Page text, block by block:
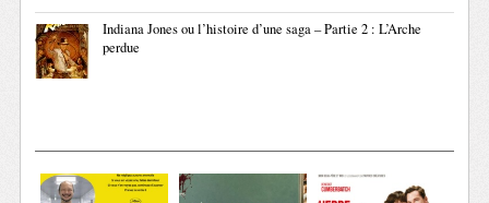
Indiana Jones ou l’histoire d’une saga – Partie 2 : L’Arche
perdue